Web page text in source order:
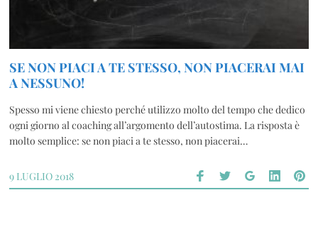
SE NON PIACI A TE STESSO, NON PIACERAI MAI
A NESSUNO!
Spesso mi viene chiesto perché utilizzo molto del tempo che dedico
ogni giorno al coaching all’argomento dell’autostima. La risposta è
molto semplice: se non piaci a te stesso, non piacerai…
9 LUGLIO 2018